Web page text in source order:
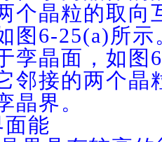
个晶粒的取向
图6-25(a)所
孪晶面，如图
邻接的两个晶
晶界。
面能